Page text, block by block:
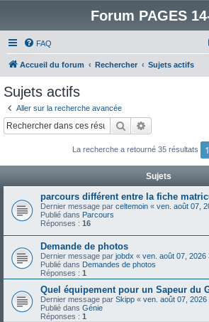
Forum PAGES
FAQ
Accueil du forum Rechercher Sujets actifs
Sujets actifs
Aller sur la recherche avancée
Rechercher
La recherche a retourné 35 résultats 1
Sujets
parcours différent entre la fiche
Dernier message par celtemoin « ven. août 07,
Publié dans Parcours
Réponses : 16
Demande de photos
Dernier message par jobdx « ven. août 07, 2026
Publié dans Demandes de photos
Réponses : 1
Quel équipement pour un Sapeur du
Dernier message par Skipp « ven. août 07, 2026
Publié dans Génie
Réponses : 1